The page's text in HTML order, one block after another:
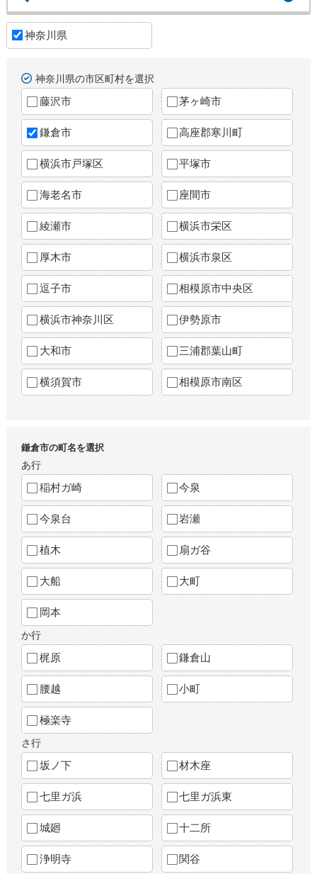
神奈川県
神奈川県の市区町村を選択
藤沢市 茅ヶ崎市
鎌倉市 高座郡寒川町
横浜市戸塚区 平塚市
海老名市 座間市
綾瀬市 横浜市栄区
厚木市 横浜市泉区
逗子市 相模原市中央区
横浜市神奈川区 伊勢原市
大和市 三浦郡葉山町
横須賀市 相模原市南区
鎌倉市の町名を選択
あ行
稲村ガ崎 今泉
今泉台 岩瀬
植木 扇ガ谷
大船 大町
岡本
か行
梶原 鎌倉山
腰越 小町
極楽寺
さ行
坂ノ下 材木座
七里ガ浜 七里ガ浜東
城廻 十二所
浄明寺 関谷